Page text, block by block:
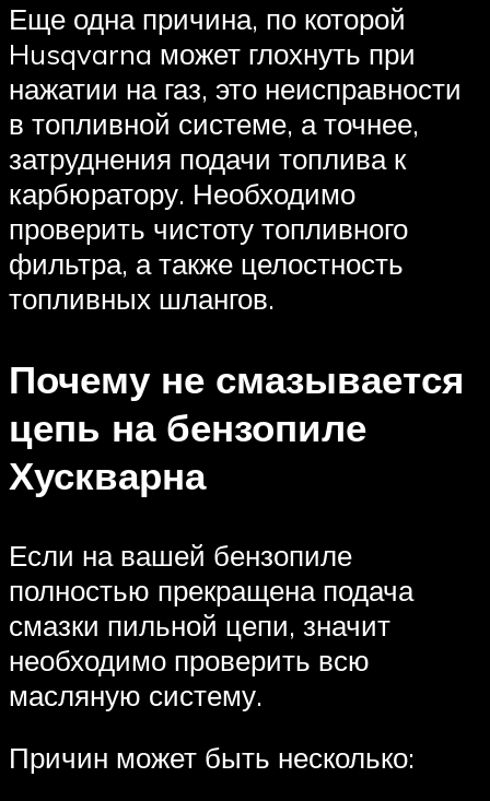
Еще одна причина, по которой
Husqvarna может глохнуть при
нажатии на газ, это неисправности
в топливной системе, а точнее,
затруднения подачи топлива к
карбюратору. Необходимо
проверить чистоту топливного
фильтра, а также целостность
топливных шлангов.
Почему не смазывается
цепь на бензопиле
Хускварна
Если на вашей бензопиле
полностью прекращена подача
смазки пильной цепи, значит
необходимо проверить всю
масляную систему.
Причин может быть несколько: